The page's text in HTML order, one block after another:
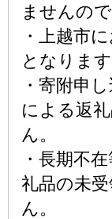
ませんの
・上越市
となります
・寄附申
による返
ん。
・長期不
礼品の未
ん。